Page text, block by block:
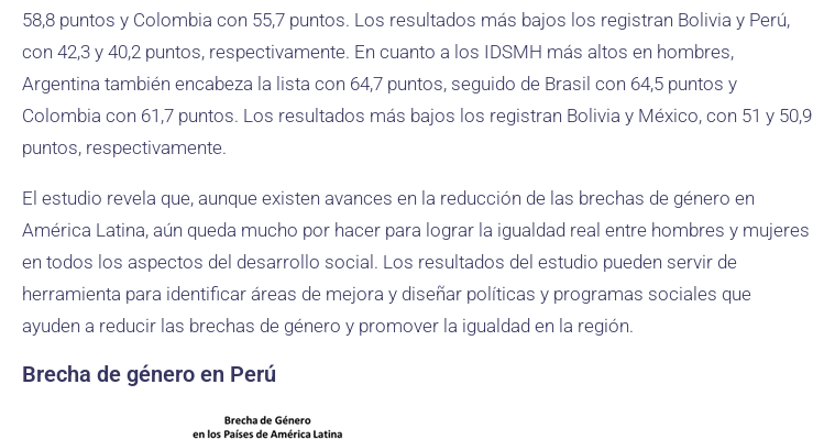
58,8 puntos y Colombia con 55,7 puntos. Los resultados más bajos los registran Bolivia y Perú,
con 42,3 y 40,2 puntos, respectivamente. En cuanto a los IDSMH más altos en hombres,
Argentina también encabeza la lista con 64,7 puntos, seguido de Brasil con 64,5 puntos y
Colombia con 61,7 puntos. Los resultados más bajos los registran Bolivia y México, con 51 y 50,9
puntos, respectivamente.
El estudio revela que, aunque existen avances en la reducción de las brechas de género en
América Latina, aún queda mucho por hacer para lograr la igualdad real entre hombres y mujeres
en todos los aspectos del desarrollo social. Los resultados del estudio pueden servir de
herramienta para identificar áreas de mejora y diseñar políticas y programas sociales que
ayuden a reducir las brechas de género y promover la igualdad en la región.
Brecha de género en Perú